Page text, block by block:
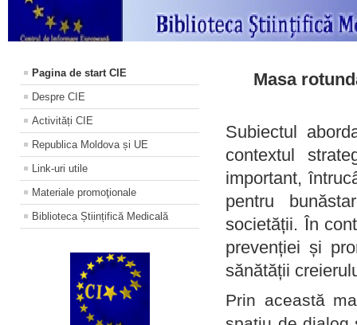
Pagina de start CIE
Despre CIE
Activități CIE
Republica Moldova și UE
Link-uri utile
Materiale promoţionale
Biblioteca Științifică Medicală
Masa
Subiectul
contextul
important,
pentru
societății. În
prevenției și
sănătății
Prin această